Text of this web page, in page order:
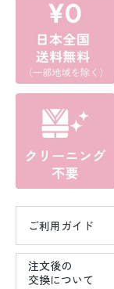
ご利用ガイド
注文後の
交換について